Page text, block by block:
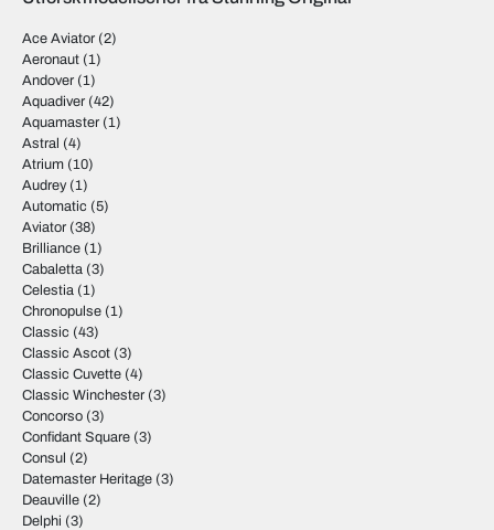
Ace Aviator (2)
Aeronaut (1)
Andover (1)
Aquadiver (42)
Aquamaster (1)
Astral (4)
Atrium (10)
Audrey(1)
Automatic (5)
Aviator (38)
Brilliance (1)
Cabaletta (3)
Celestia (1)
Chronopulse (1)
Classic (43)
Classic Ascot (3)
Classic Cuvette (4)
Classic Winchester (3)
Concorso (3)
Confidant Square (3)
Consul (2)
Datemaster Heritage (3)
Deauville (2)
Delphi (3)